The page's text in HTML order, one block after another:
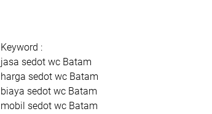
Keyword :
jasa sedot wc Batam
harga sedot wc Batam
biaya sedot wc Batam
mobil sedot wc Batam